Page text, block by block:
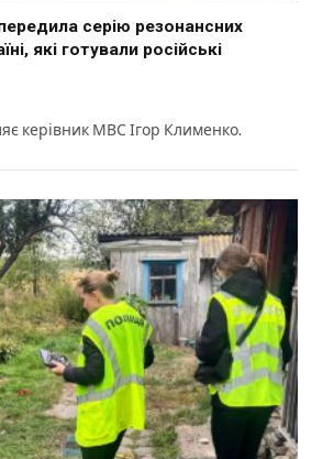
серію резонансних
які готували російські
керівник МВС Ігор Клименко.